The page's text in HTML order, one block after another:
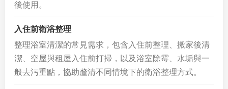
後使用。
入住前衛浴整理
整理浴室清潔的常見需求，包含入住前整理、搬家後清
潔、空屋與租屋入住前打掃，以及浴室除霉、水垢與一
般去污重點，協助釐清不同情境下的衛浴整理方式。